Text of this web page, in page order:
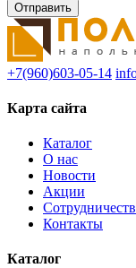
+7(960)603-05-14
Карта сайта
Каталог
О нас
Новости
Акции
Контакты
Каталог